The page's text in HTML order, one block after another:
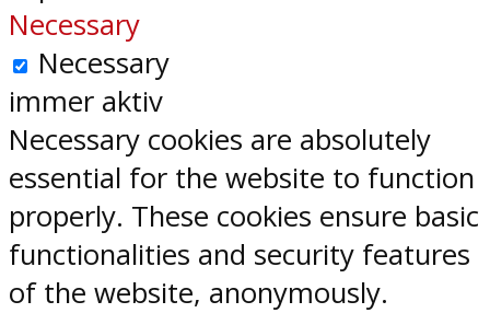
Necessary
Necessary
immer aktiv
Necessary cookies are absolutely
essential for the website to function
properly. These cookies ensure basic
functionalities and security features
of the website, anonymously.